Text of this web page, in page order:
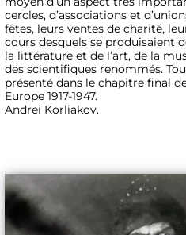
cercles, d’associations et
fêtes, leurs ventes de charité,
cours desquels se produisaient
la littérature et de l’art, de la
des scientifiques renommés.
présenté dans le chapitre final
Europe 1917-1947.
Andrei Korliakov.